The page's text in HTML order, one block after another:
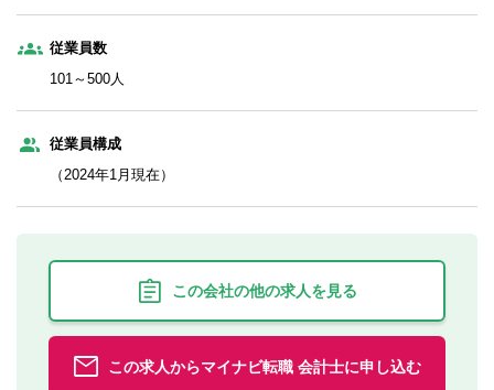
従業員数
101～500人
従業員構成
（2024年1月現在）
この会社の他の求人を見る
この求人からマイナビ転職 会計士に申し込む